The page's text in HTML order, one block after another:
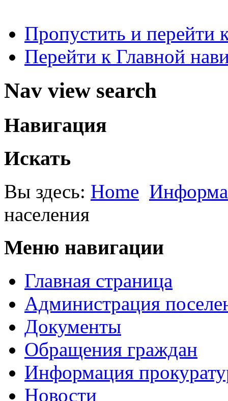
Пропустить и перейти
Перейти к Главной
Nav view search
Навигация
Искать
Вы здесь: Home
населения
Меню навигации
Главная страница
Администрация
Документы
Обращeния граждaн
Информация
Новости